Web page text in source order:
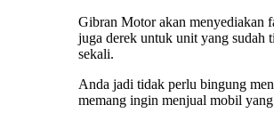
Gibran Motor akan menyediakan
juga derek untuk unit yang sudah
sekali.
Anda jadi tidak perlu bingung
memang ingin menjual mobil